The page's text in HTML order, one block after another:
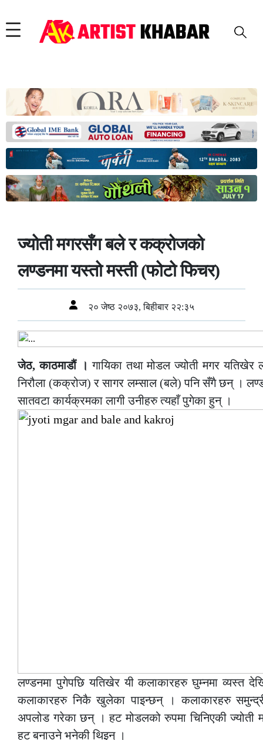
ज्योती मगरसँग बले र कक्रोजको
लण्डनमा यस्तो मस्ती (फोटो फिचर)
२० जेष्ठ २०७३, बिहीबार २२:३५
जेठ, काठमाडौं । गायिका तथा मोडल ज्योती मगर
निरौला (कक्रोज) र सागर लम्साल (बले) पनि सँगै छन् ।
सातवटा कार्यक्रमका लागी उनीहरु त्यहाँ पुगेका हुन् ।
लण्डनमा पुगेपछि यतिखेर यी कलाकारहरु घुम्नमा व्यस्त
कलाकारहरु निकै खुलेका पाइन्छन् । कलाकारहरु
अपलोड गरेका छन् । हट मोडलको रुपमा चिनिएकी
हट बनाउने भनेकी थिइन् ।